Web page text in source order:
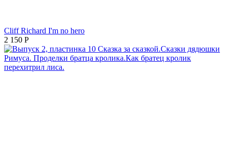
Cliff Richard I'm no hero
2 150 Р